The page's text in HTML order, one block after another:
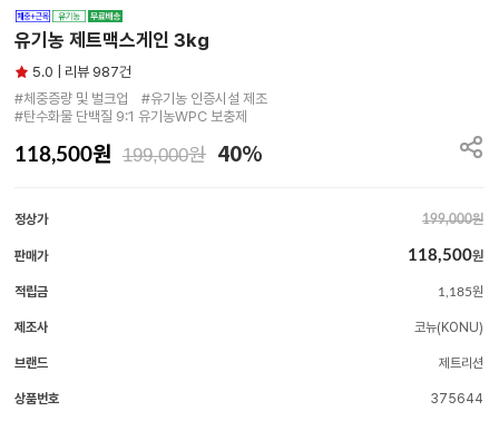
유기농 제트맥스게인 3kg
5.0 | 리뷰 987건
#체중증량 및 벌크업　#유기농 인증시설 제조
#탄수화물 단백질 9:1 유기농WPC 보충제
118,500원 199,000원 40%
정상가 199,000원
판매가 118,500원
적립금 1,185원
제조사 코뉴(KONU)
브랜드 제트리션
상품번호 375644